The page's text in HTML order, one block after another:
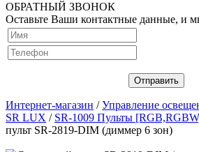
ОБРАТНЫЙ ЗВОНОК
Оставьте Ваши контактные данные, и
Интернет-магазин /Управление
SR LUX / SR-1009 Пульты
пульт SR-2819-DIM (диммер 6 зон)